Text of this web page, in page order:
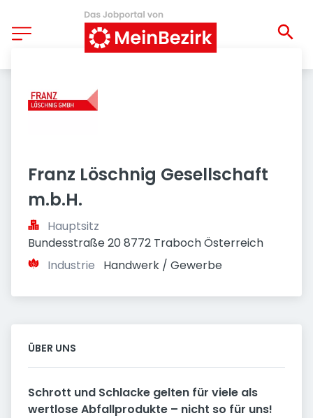
Franz Löschnig Gesellschaft
m.b.H.
Hauptsitz
Bundesstraße 20 8772 Traboch Österreich
Industrie
Handwerk / Gewerbe
ÜBER UNS
Schrott und Schlacke gelten für viele als
wertlose Abfallprodukte – nicht so für uns!